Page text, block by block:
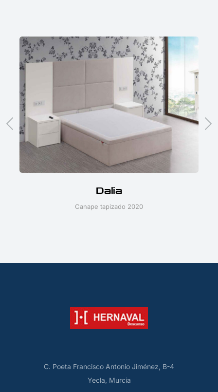
Dalia
Canape tapizado 2020
C. Poeta Francisco Antonio Jiménez, B-4
Yecla, Murcia